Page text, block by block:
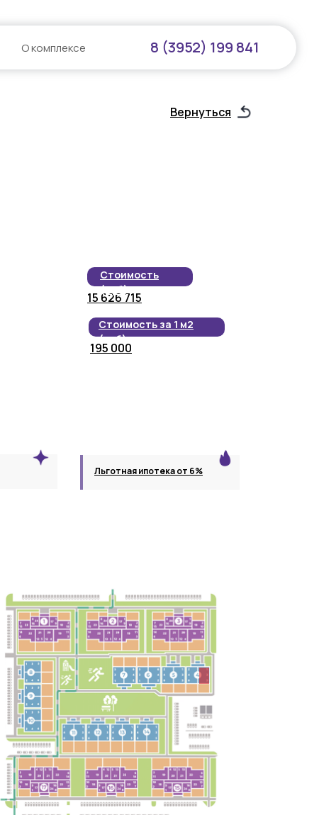
О комплексе 8 (3952) 199 841
Вернуться
Льготная ипотека от 6%
15 626 715
Стоимость
(руб)
Стоимость за 1 м2
(руб)
195 000